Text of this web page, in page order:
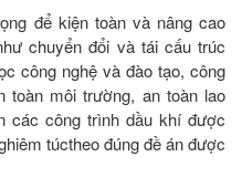
để kiện toàn và nâng cao
chuyển đổi và tái cấu trúc
công nghệ và đào tạo, công
toàn môi trường, an toàn lao
các công trình dầu khí được
túctheo đúng đề án được